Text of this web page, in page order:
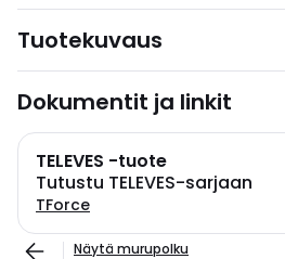
Tuotekuvaus
Dokumentit ja linkit
TELEVES -tuote
Tutustu TELEVES-sarjaan
TForce
Näytä murupolku